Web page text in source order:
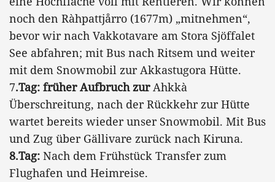
noch den Ràhpattjårro (1677m) „mitnehmen“,
bevor wir nach Vakkotavare am Stora Sjöffalet
See abfahren; mit Bus nach Ritsem und weiter
mit dem Snowmobil zur Akkastugora Hütte.
7.Tag: früher Aufbruch zur Ahkkà
Überschreitung, nach der Rückkehr zur Hütte
wartet bereits wieder unser Snowmobil. Mit Bus
und Zug über Gällivare zurück nach Kiruna.
8.Tag: Nach dem Frühstück Transfer zum
Flughafen und Heimreise.